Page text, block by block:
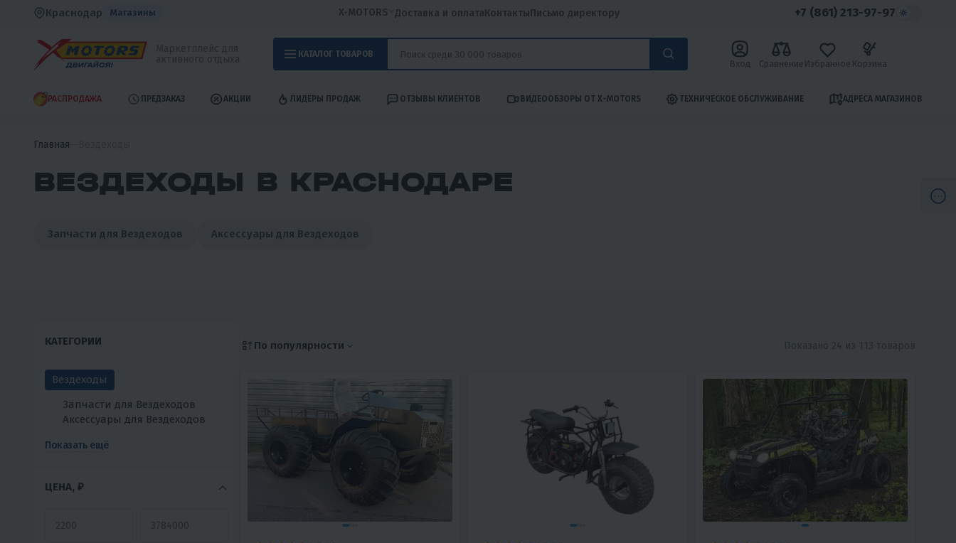
Краснодар Магазины X-MOTORS Доставка и оплатаКонтактыПисьмо директору +7 (861) 213-97-97
КАТАЛОГ ТОВАРОВ
Вход Сравнение Избранное Корзина
РАСПРОДАЖА ПРЕДЗАКАЗ АКЦИИ ЛИДЕРЫ ПРОДАЖ ОТЗЫВЫ КЛИЕНТОВ ВИДЕООБЗОРЫ ОТ X-MOTORS ТЕХНИЧЕСКОЕ ОБСЛУЖИВАНИЕ АДРЕСА МАГАЗИНОВ
Главная
ВЕЗДЕХОДЫ В КРАСНОДАРЕ
Запчасти для Вездеходов Аксессуары для Вездеходов
КАТЕГОРИИ
Вездеходы
Запчасти для Вездеходов
Аксессуары для Вездеходов
Показать ещё
ЦЕНА, ₽
По популярности